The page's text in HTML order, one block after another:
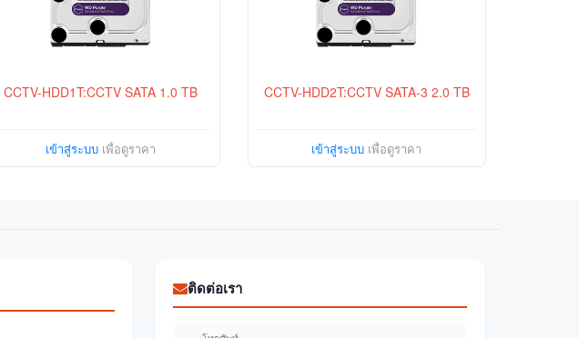
CCTV-HDD1T:CCTV SATA 1.0 TB
เข้าสู่ระบบเพื่อดูราคา
CCTV-HDD2T:CCTV SATA-3 2.0 TB
เข้าสู่ระบบ เพื่อดูราคา
ติดต่อเรา